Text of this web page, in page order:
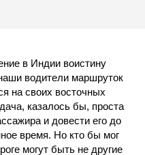
в Индии воистину
водители маршруток
на своих восточных
казалось бы, проста
и довести его до
время. Но кто бы мог
могут быть не другие